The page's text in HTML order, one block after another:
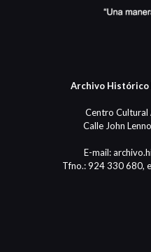
Archivo Histórico
Centro Cultural
Calle John
E-mail:
Tfno.: 924 330 680,